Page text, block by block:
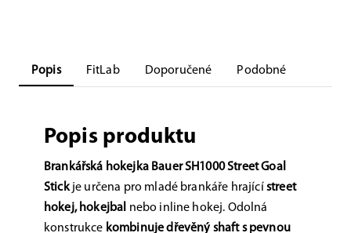
Popis FitLab Doporučené Podobné
Popis produktu
Brankářská hokejka Bauer SH1000 Street Goal
Stickje určena pro mladé brankáře hrající street
hokej, hokejbal nebo inline hokej. Odolná
konstrukce kombinuje dřevěný shaft s pevnou